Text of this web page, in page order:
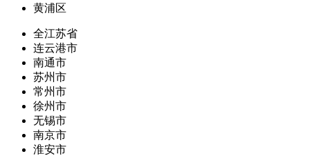
黄浦区
全江苏省
连云港市
南通市
苏州市
常州市
徐州市
无锡市
南京市
淮安市